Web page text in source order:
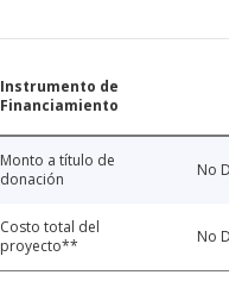
Instrumento de
Financiamiento
Monto a título de
donación
No
Costo total del
proyecto**
No